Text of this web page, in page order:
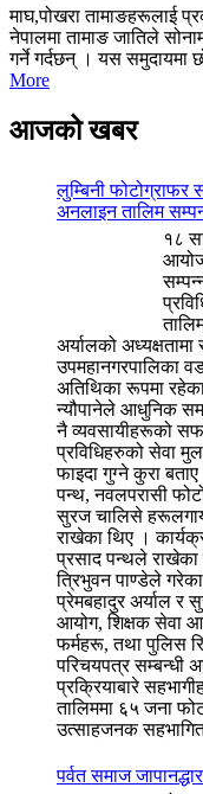
माघ,पोखरा तामाङहरूलाई
नेपालमा तामाङ जातिले
गर्ने गर्दछन् । यस समुदायमा
More
आजको खबर
लुम्बिनी फोटोग्राफर
अनलाइन तालिम
१८
अर्यालको
उपमहानगरपालिका
अतिथिका रूपमा
न्यौपानेले आधुनिक
नै व्यवसायीहरूको
प्रविधिहरुको सेवा
फाइदा गुग्ने कुरा
पन्थ, नवलपरासी
सुरज चालिसे
राखेका थिए ।
प्रसाद पन्थले
त्रिभुवन पाण्डेले
प्रेमबहादुर अर्याल र
आयोग, शिक्षक सेवा
फर्महरू, तथा पुलिस
परिचयपत्र सम्बन्धी
प्रक्रियाबारे
तालिममा ६५ जना
उत्साहजनक
पर्वत समाज